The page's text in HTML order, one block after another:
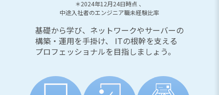
＊2024年12月24日時点 、
中途入社者のエンジニア職未経験比率
基礎から学び、ネットワークやサーバーの
構築・運用を手掛け、
ITの根幹を支える
プロフェッショナルを目指しましょう。